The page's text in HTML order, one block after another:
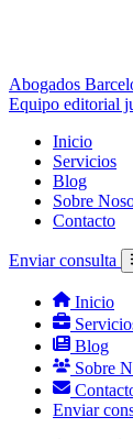
Abogados
Equipo editorial
Inicio
Servicios
Blog
Sobre
Contacto
Enviar consulta
Inicio
Blog
Sobre
Enviar